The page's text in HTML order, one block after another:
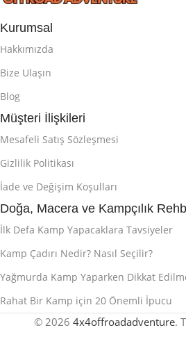
Kurumsal
Hakkımızda
Bize Ulaşın
Blog
Müşteri İlişkileri
Mesafeli Satış Sözleşmesi
Gizlilik Politikası
İade ve Değişim Koşulları
Doğa, Macera ve Kampçılık
İlk Defa Kamp Yapacaklara Tavsiyeler
Kamp Çadırı Nedir? Nasıl Seçilir?
Yağmurda Kamp Yaparken Dikkat
Rahat Bir Kamp için 20 Önemli İpucu
© 2026 4x4offroadadventure.